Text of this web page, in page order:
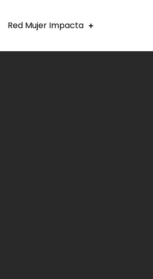
Red Mujer Impacta